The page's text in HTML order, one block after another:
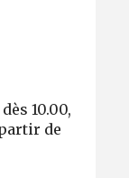
10.00,
de